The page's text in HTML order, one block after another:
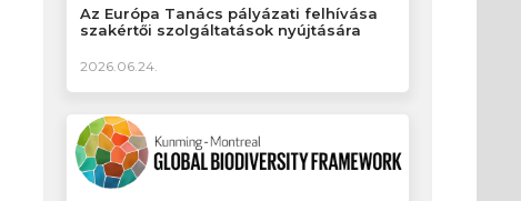
Az Európa Tanács pályázati felhívása
szakértői szolgáltatások nyújtására
2026.06.24.